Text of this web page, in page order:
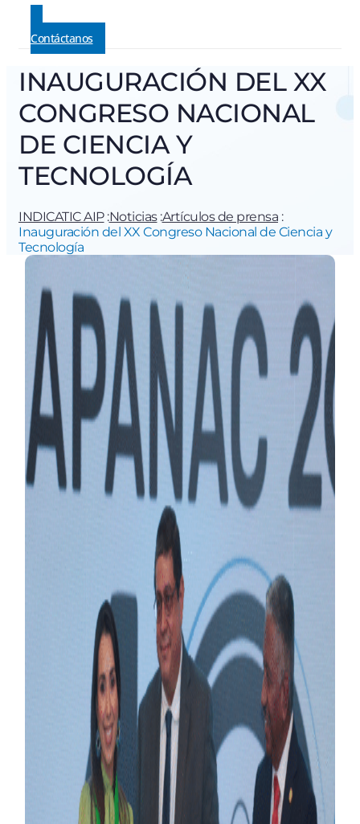
Contáctanos
INAUGURACIÓN DEL XX
CONGRESO NACIONAL
DE CIENCIA Y
TECNOLOGÍA
INDICATIC AIP:Noticias:Artículos de prensa :
Inauguración del XX Congreso Nacional de Ciencia y
Tecnología